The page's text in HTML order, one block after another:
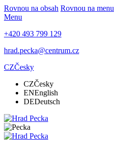
Rovnou na obsah Rovnou na menu
Menu
+420 493 799 129
hrad.pecka@centrum.cz
CZČesky
CZČesky
ENEnglish
DEDeutsch